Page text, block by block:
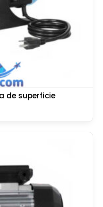
de superficie